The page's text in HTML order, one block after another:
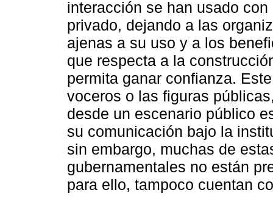
interacción se han usado
privado, dejando a las
ajenas a su uso y a los
que respecta a la
permita ganar confianza.
voceros o las figuras
desde un escenario público
su comunicación bajo la
sin embargo, muchas de
gubernamentales no están
para ello, tampoco cuentan